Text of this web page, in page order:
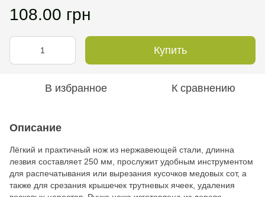
108.00 грн
Купить
В избранное К сравнению
Описание
Лёгкий и практичный нож из нержавеющей стали, длинна
лезвия составляет 250 мм, прослужит удобным инструментом
для распечатывания или вырезания кусочков медовых сот, а
также для срезания крышечек трутневых ячеек, удаления